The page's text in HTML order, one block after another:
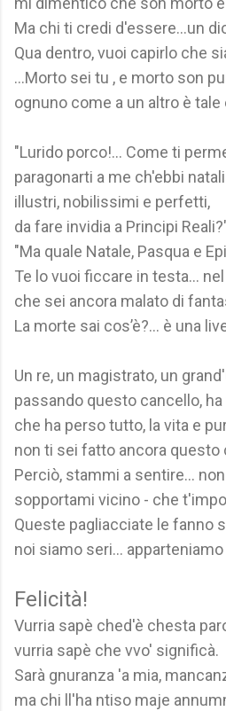
Ma chi ti credi d'essere...un
Qua dentro, vuoi capirlo che
...Morto sei tu , e morto son
ognuno come a un altro è tale
"Lurido porco!... Come ti
paragonarti a me ch'ebbi natali
illustri, nobilissimi e perfetti,
da fare invidia a Principi
"Ma quale Natale, Pasqua e
Te lo vuoi ficcare in testa...
che sei ancora malato di
La morte sai cos’è?... è una
Un re, un magistrato, un
passando questo cancello,
che ha perso tutto, la vita e
non ti sei fatto ancora questo
Perciò, stammi a sentire...
sopportami vicino - che
Queste pagliacciate le fanno
noi siamo seri… apparteniamo
Felicità!
Vurria sapè ched'è chesta
vurria sapè che vvo' significà.
Sarà gnuranza 'a mia,
ma chi ll'ha ntiso maje